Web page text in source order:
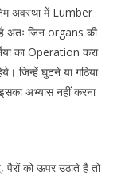
अवस्था में Lumber
है अतः जिन organs की
का Operation करा
जिन्हें घुटने या गठिया
अभ्यास नहीं करना
पैरों को ऊपर उठाते है तो